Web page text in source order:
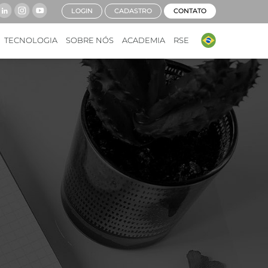
TECNOLOGIA SOBRE NÓS ACADEMIA RSE
LOGIN CADASTRO CONTATO